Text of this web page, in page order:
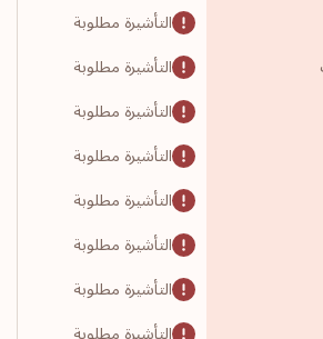
التأشيرة مطلوبة
التأشيرة مطلوبة
التأشيرة مطلوبة
التأشيرة مطلوبة
التأشيرة مطلوبة
التأشيرة مطلوبة
التأشيرة مطلوبة